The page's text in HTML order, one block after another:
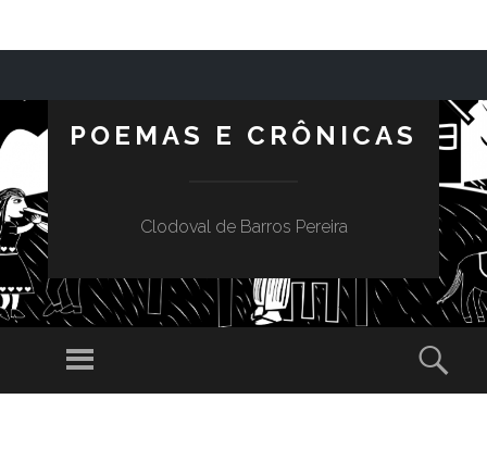
POEMAS E CRÔNICAS
Clodoval de Barros Pereira
Menu